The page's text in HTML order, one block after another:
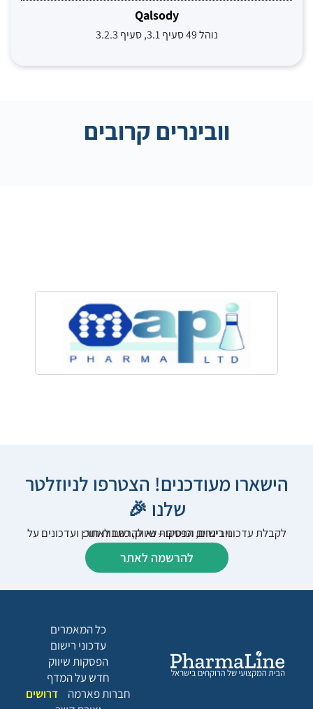
Qalsody
נוהל 49 סעיף 3.1, סעיף 3.2.3
וובינרים קרובים
הישארו מעודכנים! הצטרפו לניוזלטר
שלנו 🎉
לקבלת עדכוני רישום, הפסקות שיווק, כתבות תוכן ועדכונים על וובינרים וכנסים – נא להרשם לאתר:
להרשמה לאתר
כל המאמרים
עדכוני רישום
הפסקות שיווק
חדש על המדף
חברות פארמה
דרושים